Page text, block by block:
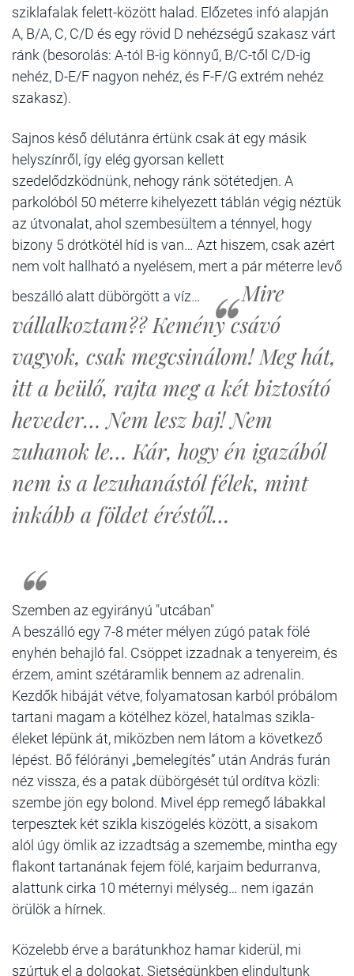
sziklafalak felett-között halad. Előzetes infó alapján
A, B/A, C, C/D és egy rövid D nehézségű szakasz várt
ránk (besorolás: A-tól B-ig könnyű, B/C-től C/D-ig
nehéz, D-E/F nagyon nehéz, és F-F/G extrém nehéz
szakasz).
Sajnos késő délutánra értünk csak át egy másik
helyszínről, így elég gyorsan kellett
szedelődzködnünk, nehogy ránk sötétedjen. A
parkolóból 50 méterre kihelyezett táblán végig néztük
az útvonalat, ahol szembesültem a ténnyel, hogy
bizony 5 drótkötél híd is van… Azt hiszem, csak azért
nem volt hallható a nyelésem, mert a pár méterre levő
beszálló alatt dübörgött a víz…
Mire
vállalkoztam?? Kemény csávó
vagyok, csak megcsinálom! Meg hát,
itt a beülő, rajta meg a két biztosító
heveder… Nem lesz baj! Nem
zuhanok le… Kár, hogy én igazából
nem is a lezuhanástól félek, mint
inkább a földet éréstől…
Szemben az egyirányú "utcában"
A beszálló egy 7-8 méter mélyen zúgó patak fölé
enyhén behajló fal. Csöppet izzadnak a tenyereim, és
érzem, amint szétáramlik bennem az adrenalin.
Kezdők hibáját vétve, folyamatosan karból próbálom
tartani magam a kötélhez közel, hatalmas szikla-
éleket lépünk át, miközben nem látom a következő
lépést. Bő félórányi „bemelegítés” után András furán
néz vissza, és a patak dübörgését túl ordítva közli:
szembe jön egy bolond. Mivel épp remegő lábakkal
terpesztek két szikla kiszögelés között, a sisakom
alól úgy ömlik az izzadtság a szemembe, mintha egy
flakont tartanának fejem fölé, karjaim bedurranva,
alattunk cirka 10 méternyi mélység… nem igazán
örülök a hírnek.
Közelebb érve a barátunkhoz hamar kiderül, mi
szúrtuk el a dolgokat. Sietségünkben elindultunk